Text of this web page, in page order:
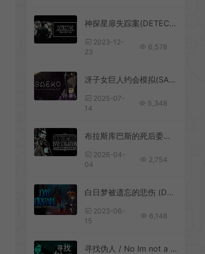
神探星扉失踪案(DETECTIVE – Stella Porta case)简中|PC|AVG|警探解谜游戏
2023-12-
23
6,578
冴子女巨人约会模拟(SAEKO Giantess Dating Sim)短篇文字冒险游戏|下载
2025-07-
14
5,348
布拉斯库巴斯的死后委托 / The Posthumous Investigation 谋杀悬疑游戏
2026-04-
04
2,754
白日梦被遗忘的悲伤 (Daydream: Forgotten Sorrow) 简中|PC|平台动作解谜游戏
2023-06-
15
6,148
寻找伪人 / No Im not a Human 推理冒险解谜游戏